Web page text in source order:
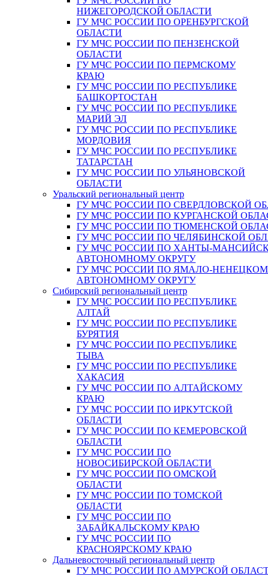
НИЖЕГОРОДСКОЙ ОБЛАСТИ
ГУ МЧС РОССИИ ПО ОРЕНБУРГСКОЙ
ОБЛАСТИ
ГУ МЧС РОССИИ ПО ПЕНЗЕНСКОЙ
ОБЛАСТИ
ГУ МЧС РОССИИ ПО ПЕРМСКОМУ
КРАЮ
ГУ МЧС РОССИИ ПО РЕСПУБЛИКЕ
БАШКОРТОСТАН
ГУ МЧС РОССИИ ПО РЕСПУБЛИКЕ
МАРИЙ ЭЛ
ГУ МЧС РОССИИ ПО РЕСПУБЛИКЕ
МОРДОВИЯ
ГУ МЧС РОССИИ ПО РЕСПУБЛИКЕ
ТАТАРСТАН
ГУ МЧС РОССИИ ПО УЛЬЯНОВСКОЙ
ОБЛАСТИ
Уральский региональный центр
ГУ МЧС РОССИИ ПО СВЕРДЛОВСКОЙ
ГУ МЧС РОССИИ ПО КУРГАНСКОЙ
ГУ МЧС РОССИИ ПО ТЮМЕНСКОЙ
ГУ МЧС РОССИИ ПО ЧЕЛЯБИНСКОЙ
ГУ МЧС РОССИИ ПО ХАНТЫ-
АВТОНОМНОМУ ОКРУГУ
ГУ МЧС РОССИИ ПО ЯМАЛО-
АВТОНОМНОМУ ОКРУГУ
Сибирский региональный центр
ГУ МЧС РОССИИ ПО РЕСПУБЛИКЕ
АЛТАЙ
ГУ МЧС РОССИИ ПО РЕСПУБЛИКЕ
БУРЯТИЯ
ГУ МЧС РОССИИ ПО РЕСПУБЛИКЕ
ТЫВА
ГУ МЧС РОССИИ ПО РЕСПУБЛИКЕ
ХАКАСИЯ
ГУ МЧС РОССИИ ПО АЛТАЙСКОМУ
КРАЮ
ГУ МЧС РОССИИ ПО ИРКУТСКОЙ
ОБЛАСТИ
ГУ МЧС РОССИИ ПО КЕМЕРОВСКОЙ
ОБЛАСТИ
ГУ МЧС РОССИИ ПО
НОВОСИБИРСКОЙ ОБЛАСТИ
ГУ МЧС РОССИИ ПО ОМСКОЙ
ОБЛАСТИ
ГУ МЧС РОССИИ ПО ТОМСКОЙ
ОБЛАСТИ
ГУ МЧС РОССИИ ПО
ЗАБАЙКАЛЬСКОМУ КРАЮ
ГУ МЧС РОССИИ ПО
КРАСНОЯРСКОМУ КРАЮ
Дальневосточный региональный центр
ГУ МЧС РОССИИ ПО АМУРСКОЙ